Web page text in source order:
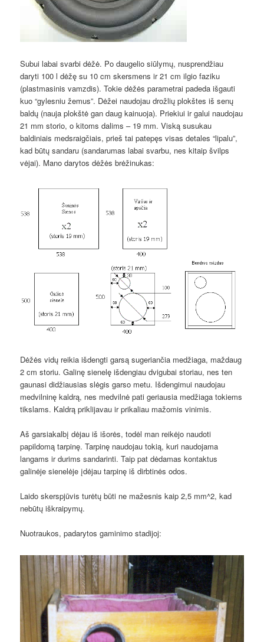
Subui labai svarbi dėžė. Po daugelio siūlymų, nusprendžiau
daryti 100 l dėžę su 10 cm skersmens ir 21 cm ilgio faziku
(plastmasinis vamzdis). Tokie dėžės parametrai padeda išgauti
kuo “gylesniu žemus”. Dėžei naudojau drožlių plokštes iš senų
baldų (nauja plokštė gan daug kainuoja). Priekiui ir galui naudojau
21 mm storio, o kitoms dalims – 19 mm. Viską susukau
baldiniais medsraigčiais, prieš tai patepęs visas detales “lipalu”,
kad būtų sandaru (sandarumas labai svarbu, nes kitaip švilps
vėjai). Mano darytos dėžės brėžinukas:
Dėžės vidų reikia išdengti garsą sugeriančia medžiaga, maždaug
2 cm storiu. Galinę sienelę išdengiau dvigubai storiau, nes ten
gaunasi didžiausias slėgis garso metu. Išdengimui naudojau
medvilninę kaldrą, nes medvilnė pati geriausia medžiaga tokiems
tikslams. Kaldrą priklijavau ir prikaliau mažomis vinimis.
Aš garsiakalbį dėjau iš išorės, todėl man reikėjo naudoti
papildomą tarpinę. Tarpinę naudojau tokią, kuri naudojama
langams ir durims sandarinti. Taip pat dėdamas kontaktus
galinėje sienelėje įdėjau tarpinę iš dirbtinės odos.
Laido skerspjūvis turėtų būti ne mažesnis kaip 2,5 mm^2, kad
nebūtų iškraipymų.
Nuotraukos, padarytos gaminimo stadijoj: